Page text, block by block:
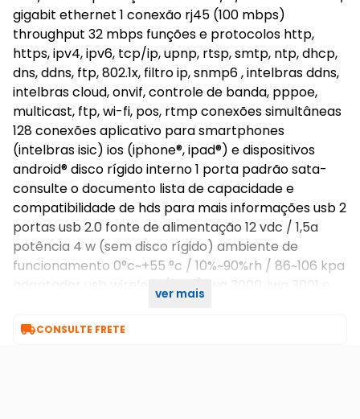
gigabit ethernet 1 conexão rj45 (100 mbps)
throughput 32 mbps funções e protocolos http,
https, ipv4, ipv6, tcp/ip, upnp, rtsp, smtp, ntp, dhcp,
dns, ddns, ftp, 802.1x, filtro ip, snmp6 , intelbras ddns,
intelbras cloud, onvif, controle de banda, pppoe,
multicast, ftp, wi-fi, pos, rtmp conexões simultâneas
128 conexões aplicativo para smartphones
(intelbras isic) ios (iphone®, ipad®) e dispositivos
android® disco rígido interno 1 porta padrão sata-
consulte o documento lista de capacidade e
compatibilidade de hds para mais informações usb 2
portas usb 2.0 fonte de alimentação 12 vdc / 1,5a
potência 4 w (sem disco rígido) ambiente de
funcionamento 0°c~+55 °c / 10%~90%rh / 86~106 kpa
adaptador usb wireless (wi-fi) iwa 3000, iwa 3001 e
ver mais
CONSULTE FRETE